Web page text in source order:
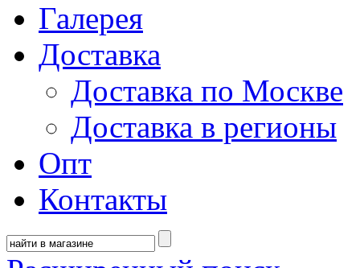
Галерея
Доставка
Доставка по Москве
Доставка в регионы
Опт
Контакты